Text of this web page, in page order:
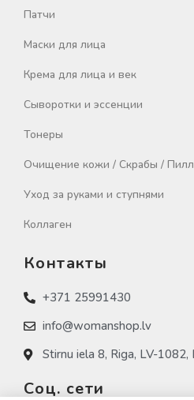
Патчи
Маски для лица
Крема для лица и век
Сыворотки и эссенции
Тонеры
Очищение кожи / Скрабы /
Уход за руками и ступнями
Коллаген
Контакты
+371 25991430
info@womanshop.lv
Stirnu iela 8, Riga, LV-1082,
Соц. сети